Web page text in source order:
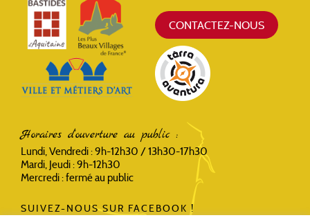
CONTACTEZ-NOUS
Horaires d'ouverture au public :
Lundi, Vendredi : 9h-12h30 / 13h30-17h30
Mardi, Jeudi : 9h-12h30
Mercredi : fermé au public
SUIVEZ-NOUS SUR FACEBOOK !